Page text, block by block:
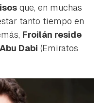
que, en muchas
tanto tiempo en
Froilán reside
Dabi (Emiratos